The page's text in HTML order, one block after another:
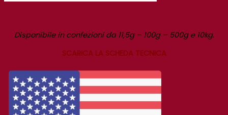
Disponibile in confezioni da 11,5g – 100g – 500g e 10kg.
SCARICA LA SCHEDA TECNICA